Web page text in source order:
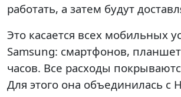
работать, а затем будут
Это касается всех мобильных
Samsung: смартфонов,
часов. Все расходы
Для этого она объединилась с